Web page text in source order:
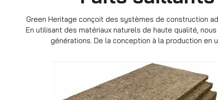
Green Heritage conçoit des systèmes de construction
En utilisant des matériaux naturels de haute qualité,
générations. De la conception à la production en